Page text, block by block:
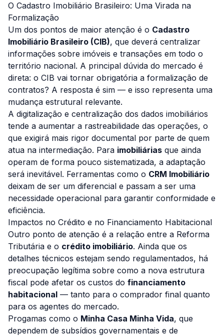
O Cadastro Imobiliário Brasileiro: Uma Virada na
Formalização
Um dos pontos de maior atenção é o Cadastro
Imobiliário Brasileiro (CIB), que deverá centralizar
informações sobre imóveis e transações em todo o
território nacional. A principal dúvida do mercado é
direta: o CIB vai tornar obrigatória a formalização de
contratos? A resposta é sim — e isso representa uma
mudança estrutural relevante.
A digitalização e centralização dos dados imobiliários
tende a aumentar a rastreabilidade das operações, o
que exigirá mais rigor documental por parte de quem
atua na intermediação. Para imobiliárias que ainda
operam de forma pouco sistematizada, a adaptação
será inevitável. Ferramentas como o CRM Imobiliário
deixam de ser um diferencial e passam a ser uma
necessidade operacional para garantir conformidade e
eficiência.
Impactos no Crédito e no Financiamento Habitacional
Outro ponto de atenção é a relação entre a Reforma
Tributária e o crédito imobiliário. Ainda que os
detalhes técnicos estejam sendo regulamentados, há
preocupação legítima sobre como a nova estrutura
fiscal pode afetar os custos do financiamento
habitacional — tanto para o comprador final quanto
para os agentes do mercado.
Progamas como o Minha Casa Minha Vida, que
dependem de subsídios governamentais e de